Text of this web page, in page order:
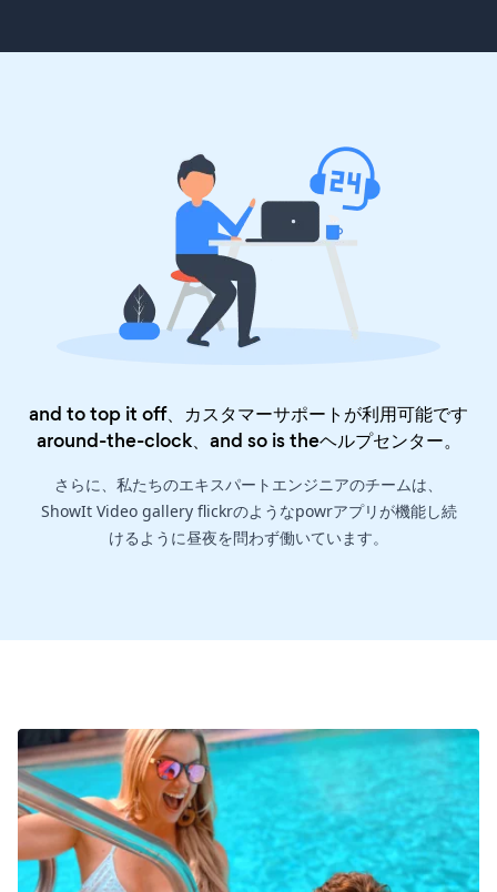
and to top it off、カスタマーサポートが利用可能です
around-the-clock、and so is theヘルプセンター。
さらに、私たちのエキスパートエンジニアのチームは、
ShowIt Video gallery flickrのようなpowrアプリが機能し続
けるように昼夜を問わず働いています。